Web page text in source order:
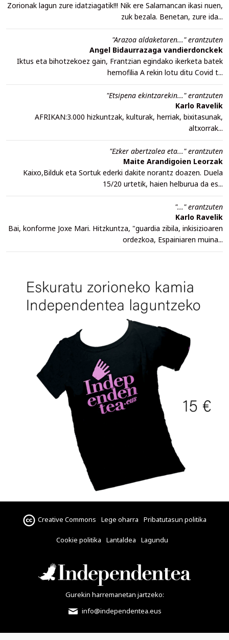
Zorionak lagun zure idatziagatik!!! Nik ere Salamancan ikasi nuen,
zuk bezala. Benetan, zure ida...
"Arazoa aldaketaren..." erantzuten
Angel Bidaurrazaga vandierdonckek
Iktus eta bihotzekoez gain, Frantzian egindako ikerketa batek
hemofilia A rekin lotu ditu Covid t...
"Etsipena ekintzarekin..." erantzuten
Karlo Ravelik
AFRIKAN:3.000 hizkuntzak, kulturak, herriak, bixitasunak,
altxorrak...
"Ezker abertzalea eta..." erantzuten
Maite Arandigoien Leorzak
Kaixo,Bilduk eta Sortuk ederki dakite norantz doazen. Duela
15/20 urtetik, haien helburua da es...
"..." erantzuten
Karlo Ravelik
Bai, konforme Joxe Mari. Hitzkuntza, "guardia zibila, inkisizioaren
ordezkoa, Espainiaren muina...
Creative Commons Lege oharra Pribatutasun politika
Cookie politika Lantaldea Lagundu
Gurekin harremanetan jartzeko:
info@independentea.eus